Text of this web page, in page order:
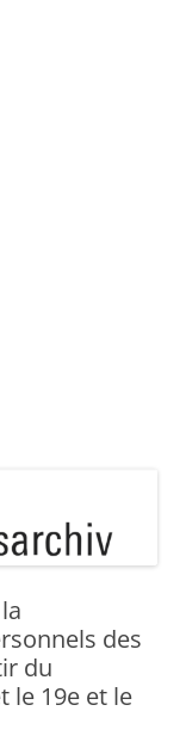
des
du
le 19e et le